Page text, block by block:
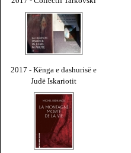
2017 - Kënga e dashurisë e
Judë Iskariotit